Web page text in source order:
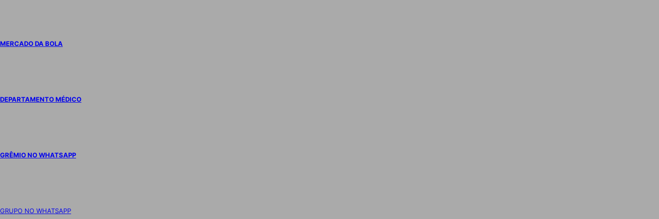
MERCADO DA BOLA
DEPARTAMENTO MÉDICO
GRÊMIO NO WHATSAPP
GRUPO NO WHATSAPP